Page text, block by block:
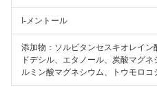
l-メントール
添加物：ソルビタンセスキオレイ
ドデシル、エタノール、炭酸マグ
ルミン酸マグネシウム、トウモロ